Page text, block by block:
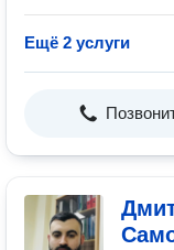
Ещё 2 услуги